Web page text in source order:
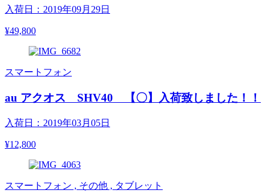
入荷日：2019年09月29日
¥49,800
スマートフォン
au アクオス SHV40 【〇】入荷致しました！！
入荷日：2019年03月05日
¥12,800
スマートフォン , その他 , タブレット